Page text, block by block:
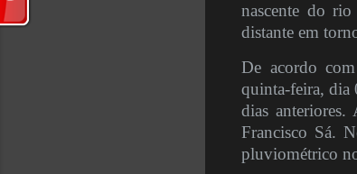
nascente do
distante em
De acordo
quinta-feira, dia
dias
Francisco Sá.
pluviométrico